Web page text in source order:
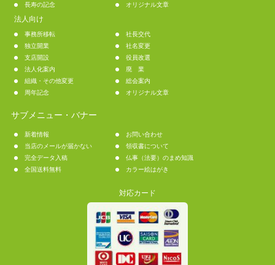
長寿の記念
オリジナル文章
法人向け
事務所移転
社長交代
独立開業
社名変更
支店開設
役員改選
法人化案内
廃 業
組織・その他変更
総会案内
周年記念
オリジナル文章
サブメニュー・バナー
新着情報
お問い合わせ
当店のメールが届かない
領収書について
完全データ入稿
仏事（法要）のまめ知識
全国送料無料
カラー絵はがき
対応カード